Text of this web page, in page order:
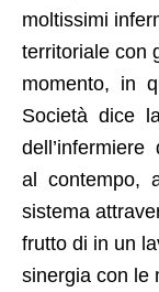
moltissimi
territoriale con
momento, in
Società dice
al contempo,
sistema
frutto di in un
sinergia con le